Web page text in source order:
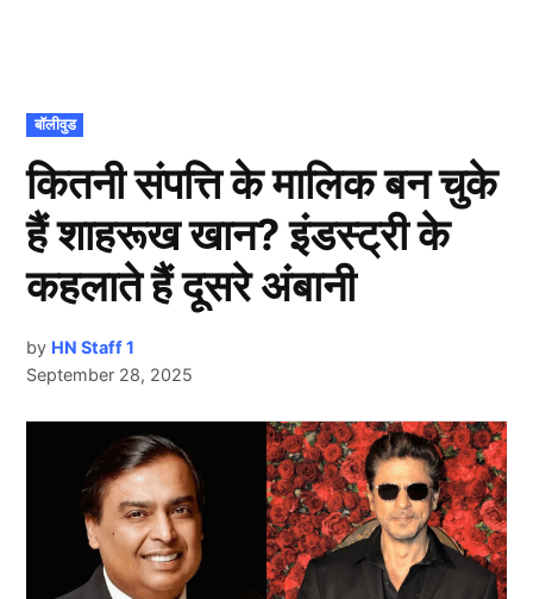
POSTED
IN
बॉलीवुड
कितनी संपत्ति के मालिक बन चुके
हैं शाहरूख खान? इंडस्ट्री के
कहलाते हैं दूसरे अंबानी
by HN Staff 1
September 28, 2025